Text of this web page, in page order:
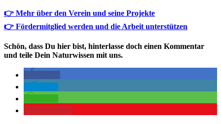
👉 Mehr über den Verein und seine Projekte
👉 Fördermitglied werden und die Arbeit unterstützen
Schön, dass Du hier bist, hinterlasse doch einen Kommentar
und teile Dein Naturwissen mit uns.